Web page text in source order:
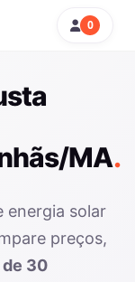
0
MA.
energia solar
preços,
de 30